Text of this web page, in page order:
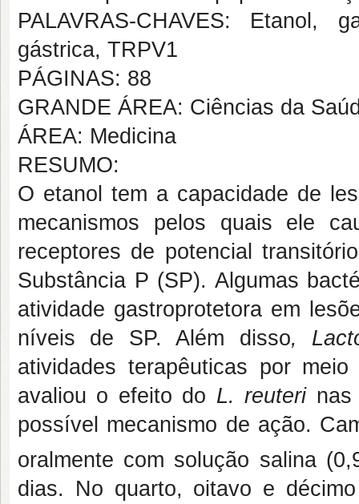
PALAVRAS-CHAVES: Etanol,
gástrica, TRPV1
PÁGINAS: 88
GRANDE ÁREA: Ciências da
ÁREA: Medicina
RESUMO:
O etanol tem a capacidade de
mecanismos pelos quais ele
receptores de potencial
Substância P (SP). Algumas
atividade gastroprotetora em
níveis de SP. Além disso,
atividades terapêuticas por
avaliou o efeito do L. reuterinas
possível mecanismo de ação.
oralmente com solução salina
dias. No quarto, oitavo e